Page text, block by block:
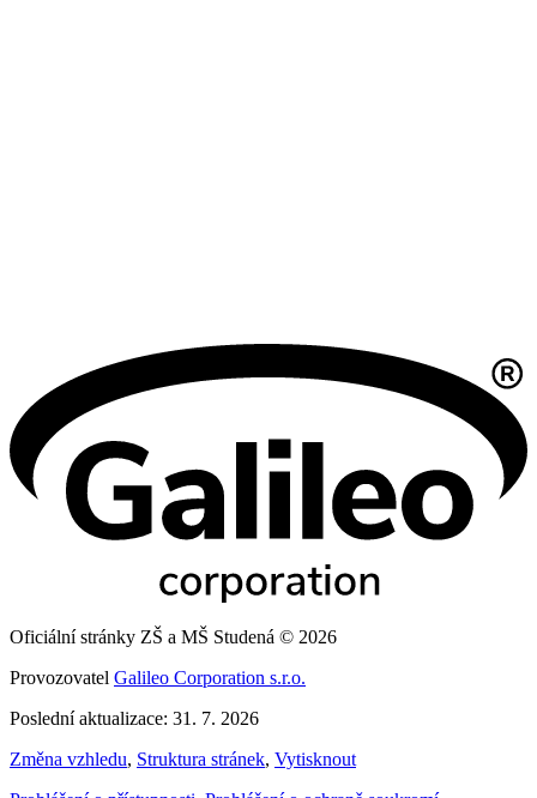
Oficiální stránky ZŠ a MŠ Studená © 2026
Provozovatel Galileo Corporation s.r.o.
Poslední aktualizace: 31. 7. 2026
Změna vzhledu, Struktura stránek, Vytisknout